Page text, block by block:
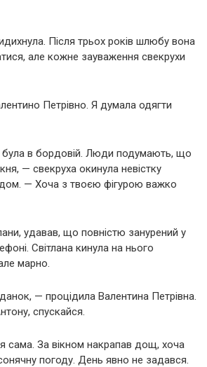
Після трьох років шлюбу вона
але кожне зауваження свекрухи
Петрівно. Я думала одягти
була в бордовій. Люди подумають, що
— свекруха окинула невістку
— Хоча з твоєю фігурою важко
удавав, що повністю занурений у
Світлана кинула на нього
марно.
— процідила Валентина Петрівна.
спускайся.
сама. За вікном накрапав дощ, хоча
погоду. День явно не задався.